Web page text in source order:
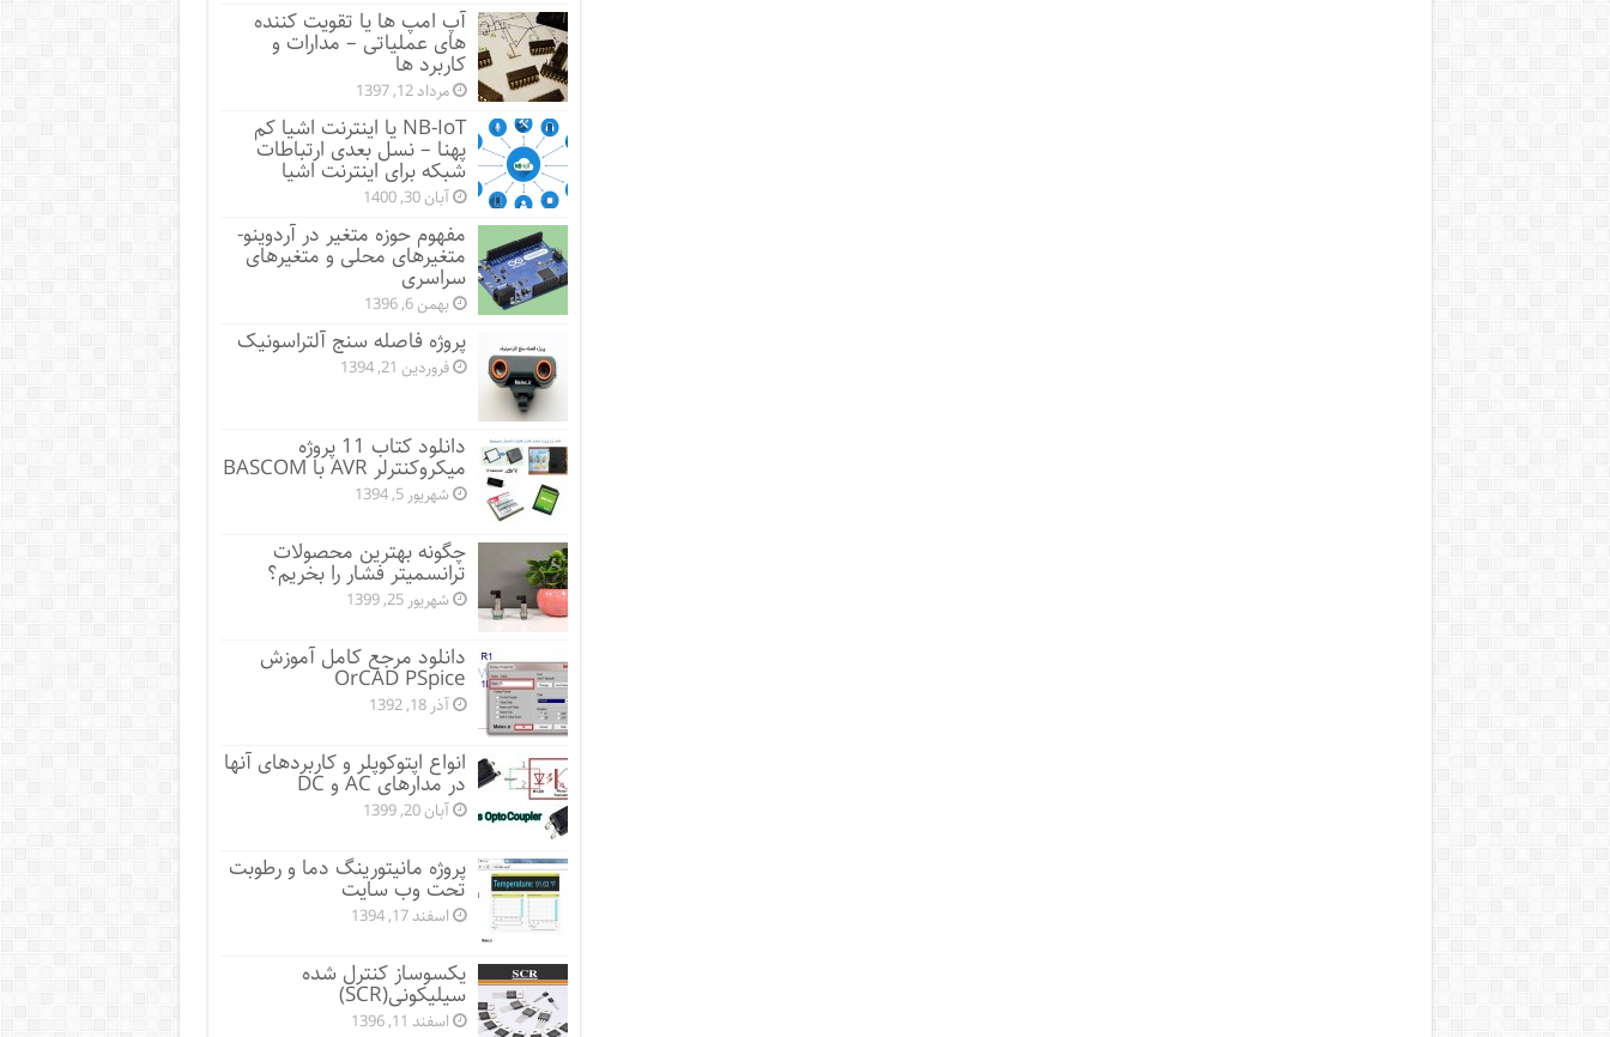
آپ امپ ها یا تقویت کننده
های عملیاتی – مدارات و
کاربرد ها
مرداد 12, 1397
NB-IoT یا اینترنت اشیا کم
پهنا – نسل بعدی ارتباطات
شبکه برای اینترنت اشیا
آبان 30, 1400
مفهوم حوزه متغیر در آردوینو-
متغیرهای محلی و متغیرهای
سراسری
بهمن 6, 1396
پروژه فاصله سنج آلتراسونیک
فروردین 21, 1394
دانلود کتاب 11 پروژه
میکروکنترلر AVR با BASCOM
شهریور 5, 1394
چگونه بهترین محصولات
ترانسمیتر فشار را بخریم؟
شهریور 25, 1399
دانلود مرجع کامل آموزش
OrCAD PSpice
آذر 18, 1392
انواع اپتوکوپلر و کاربردهای آنها
در مدارهای AC و DC
آبان 20, 1399
پروژه مانيتورينگ دما و رطوبت
تحت وب سایت
اسفند 17, 1394
یکسوساز کنترل شده
سیلیکونی(SCR)
اسفند 11, 1396